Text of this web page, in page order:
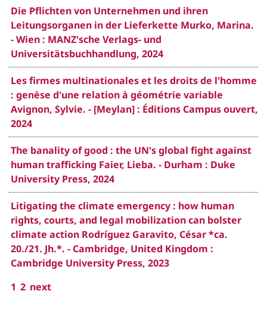
Die Pflichten von Unternehmen und ihren
Leitungsorganen in der Lieferkette Murko, Marina.
- Wien : MANZ'sche Verlags- und
Universitätsbuchhandlung, 2024
Les firmes multinationales et les droits de l'homme
: genèse d'une relation à géométrie variable
Avignon, Sylvie. - [Meylan] : Éditions Campus ouvert,
2024
The banality of good : the UN's global fight against
human trafficking Faier, Lieba. - Durham : Duke
University Press, 2024
Litigating the climate emergency : how human
rights, courts, and legal mobilization can bolster
climate action Rodríguez Garavito, César *ca.
20./21. Jh.*. - Cambridge, United Kingdom :
Cambridge University Press, 2023
1 2 next